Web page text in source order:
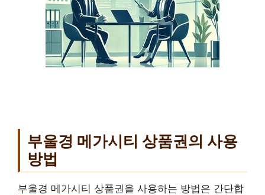
부울경 메가시티 상품권의 사용
방법
부울경 메가시티 상품권을 사용하는 방법은 간단합